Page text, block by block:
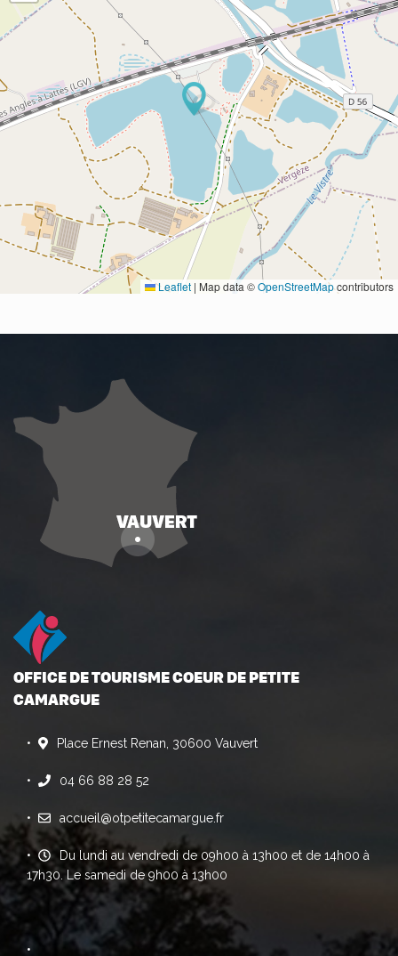
Leaflet | Map data ©OpenStreetMapcontributors
OFFICE DE TOURISME COEUR DE PETITE
CAMARGUE
Place Ernest Renan, 30600 Vauvert
04 66 88 28 52
accueil@otpetitecamargue.fr
Du lundi au vendredi de 09h00 à 13h00 et de 14h00 à
17h30. Le samedi de 9h00 à 13h00